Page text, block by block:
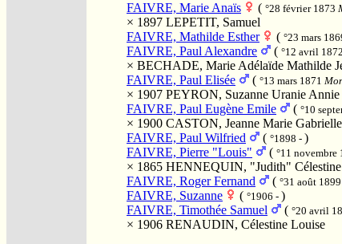
FAIVRE, Marie Anaïs ( °28 février 1873
× 1897 LEPETIT, Samuel
FAIVRE, Mathilde Esther
( °23 mars
FAIVRE, Paul Alexandre
( °12 avril 1872
× BECHADE, Marie Adélaïde Mathilde
FAIVRE, Paul Elisée
( °13 mars 1871
× 1907 PEYRON, Suzanne Uranie Annie
FAIVRE, Paul Eugène Emile
( °10
× 1900 CASTON, Jeanne Marie Gabrielle
FAIVRE, Paul Wilfried
( °1898 - )
FAIVRE, Pierre "Louis"
( °11 novembre
× 1865 HENNEQUIN, "Judith" Célestine
FAIVRE, Roger Fernand
( °31 août 1899
FAIVRE, Suzanne
( °1906 - )
FAIVRE, Timothée Samuel
( °20 avril
× 1906 RENAUDIN, Célestine Louise